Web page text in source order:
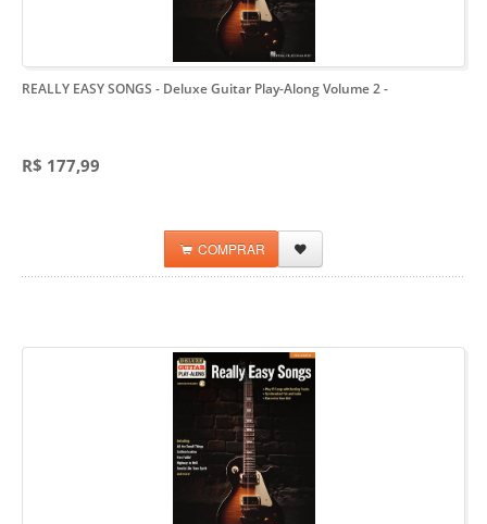
REALLY EASY SONGS - Deluxe Guitar Play-Along Volume 2-
R$ 177,99
COMPRAR